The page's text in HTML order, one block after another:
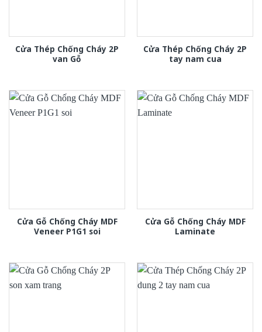
Cửa Thép Chống Cháy 2P
van Gỗ
Cửa Thép Chống Cháy 2P
tay nam cua
Cửa Gỗ Chống Cháy MDF
Veneer P1G1 soi
Cửa Gỗ Chống Cháy MDF
Laminate